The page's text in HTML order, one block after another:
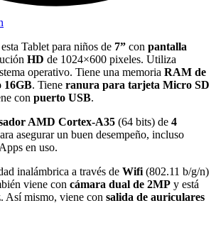
Tablet para niños de 7” con pantalla
HD de 1024×600 pixeles. Utiliza
operativo. Tiene una memoria RAM de
16GB. Tiene ranura para tarjeta Micro SD
con puerto USB.
AMD Cortex-A35 (64 bits) de 4
asegurar un buen desempeño, incluso
en uso.
inalámbrica a través de Wifi (802.11 b/g/n)
viene con cámara dual de 2MP y está
. Así mismo, viene con salida de auriculares